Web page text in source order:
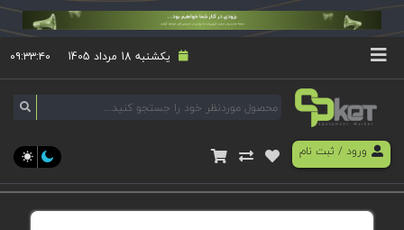
یکشنبه 18 مرداد 1405 ۰۹:۳۳:۴۱
ورود/ ثبت نام